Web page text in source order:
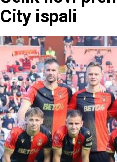
City ispali